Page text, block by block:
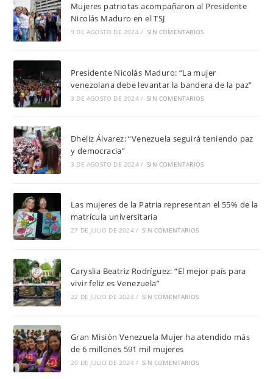
Mujeres patriotas acompañaron al Presidente
Nicolás Maduro en el TSJ
9 DE AGOSTO DE 2024 / SIN COMENTARIOS
Presidente Nicolás Maduro: “La mujer
venezolana debe levantar la bandera de la paz”
3 DE AGOSTO DE 2024 / SIN COMENTARIOS
Dheliz Álvarez: “Venezuela seguirá teniendo paz
y democracia”
3 DE AGOSTO DE 2024 / SIN COMENTARIOS
Las mujeres de la Patria representan el 55% de la
matrícula universitaria
27 DE JULIO DE 2024 / SIN COMENTARIOS
Caryslia Beatriz Rodríguez: “El mejor país para
vivir feliz es Venezuela”
22 DE JULIO DE 2024 / SIN COMENTARIOS
Gran Misión Venezuela Mujer ha atendido más
de 6 millones 591 mil mujeres
20 DE JULIO DE 2024 / SIN COMENTARIOS